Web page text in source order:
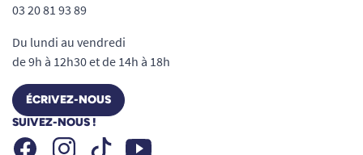
03 20 81 93 89
Du lundi au vendredi
de 9h à 12h30 et de 14h à 18h
ÉCRIVEZ-NOUS
SUIVEZ-NOUS !
FacebookInstagramTiktok Youtube